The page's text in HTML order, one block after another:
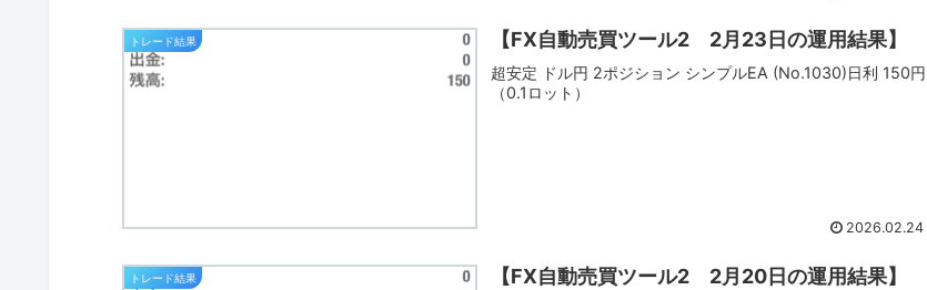
トレード結果 【FX自動売買ツール2 2月23日の運用結果】
超安定 ドル円 2ポジション シンプルEA (No.1030)日利 150円
（0.1ロット）
2026.02.24
トレード結果 【FX自動売買ツール2 2月20日の運用結果】